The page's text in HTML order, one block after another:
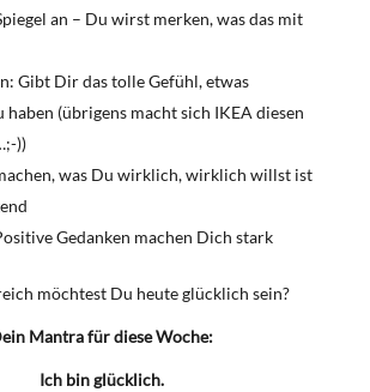
an – Du wirst merken, was das mit
Gibt Dir das tolle Gefühl, etwas
haben (übrigens macht sich IKEA diesen
))
was Du wirklich, wirklich willst ist
Gedanken machen Dich stark
möchtest Du heute glücklich sein?
Mantra für diese Woche:
Ich bin glücklich.